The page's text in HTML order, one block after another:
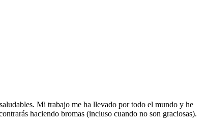
Mi trabajo me ha llevado por todo el mundo y he
haciendo bromas (incluso cuando no son graciosas).